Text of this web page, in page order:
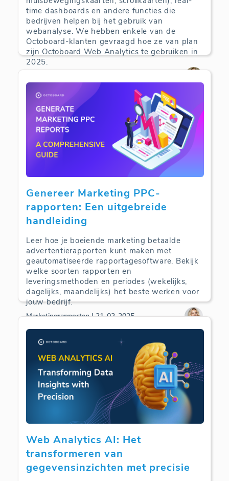
time dashboards en andere functies die
bedrijven helpen bij het gebruik van
webanalyse. We hebben enkele van de
Octoboard-klanten gevraagd hoe ze van plan
zijn Octoboard Web Analytics te gebruiken in
2025.
Genereer Marketing PPC-
rapporten: Een uitgebreide
handleiding
Leer hoe je boeiende marketing betaalde
advertentierapporten kunt maken met
geautomatiseerde rapportagesoftware. Bekijk
welke soorten rapporten en
leveringsmethoden en periodes (wekelijks,
dagelijks, maandelijks) het beste werken voor
jouw bedrijf.
Marketingrapporten | 21-02-2025
Web Analytics AI: Het
transformeren van
gegevensinzichten met precisie